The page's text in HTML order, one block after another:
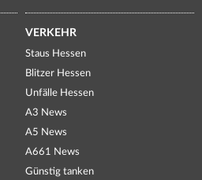
VERKEHR
Staus Hessen
Blitzer Hessen
Unfälle Hessen
A3 News
A5 News
A661 News
Günstig tanken